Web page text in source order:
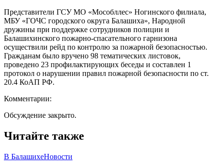
Представители ГСУ МО «Мособллес» Ногинского филиала,
МБУ «ГОЧС городского округа Балашиха», Народной
дружины при поддержке сотрудников полиции и
Балашихинского пожарно-спасательного гарнизона
осуществили рейд по контролю за пожарной безопасностью.
Гражданам было вручено 98 тематических листовок,
проведено 23 профилактирующих беседы и составлен 1
протокол о нарушении правил пожарной безопасности по ст.
20.4 КоАП РФ.
Комментарии:
Обсуждение закрыто.
Читайте также
В БалашихеНовости